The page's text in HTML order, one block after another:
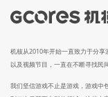
机核从2010年开始一直致力于分
以及视频节目，一直在不断寻找民
我们坚信游戏不止是游戏，游戏中